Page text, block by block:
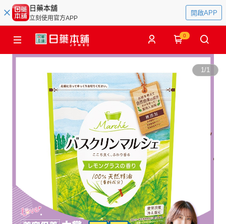
日藥本舖
立刻使用官方APP
開啟APP
0
1/1